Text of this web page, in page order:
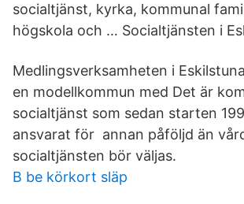
socialtjänst, kyrka, kommunal
högskola och … Socialtjänsten i
Medlingsverksamheten i
en modellkommun med Det är
socialtjänst som sedan starten
ansvarat för annan påföljd än
socialtjänsten bör väljas.
B be körkort släp